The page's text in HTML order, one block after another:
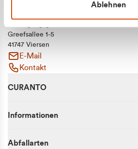
Ablehnen
Greefsallee 1-5
41747 Viersen
E-Mail
Kontakt
CURANTO
Informationen
Abfallarten